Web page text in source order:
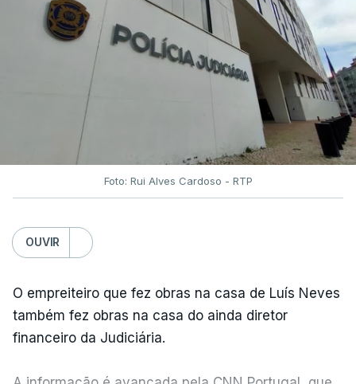
Foto: Rui Alves Cardoso - RTP
OUVIR
O empreiteiro que fez obras na casa de Luís Neves
também fez obras na casa do ainda diretor
financeiro da Judiciária.